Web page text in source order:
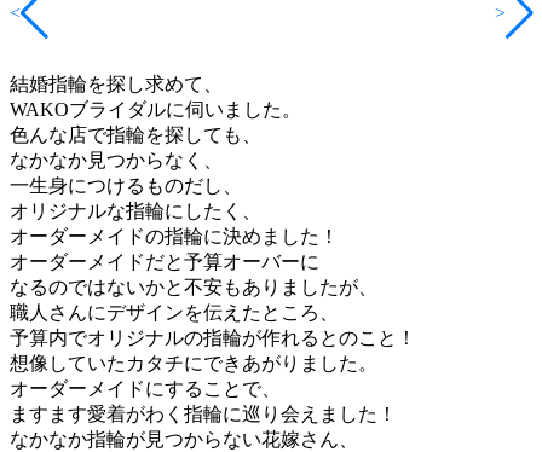
< >
結婚指輪を探し求めて、
WAKOブライダルに伺いました。
色んな店で指輪を探しても、
なかなか見つからなく、
一生身につけるものだし、
オリジナルな指輪にしたく、
オーダーメイドの指輪に決めました！
オーダーメイドだと予算オーバーに
なるのではないかと不安もありましたが、
職人さんにデザインを伝えたところ、
予算内でオリジナルの指輪が作れるとのこと！
想像していたカタチにできあがりました。
オーダーメイドにすることで、
ますます愛着がわく指輪に巡り会えました！
なかなか指輪が見つからない花嫁さん、